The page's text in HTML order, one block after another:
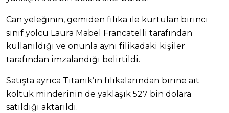
Can yeleğinin, gemiden filika ile kurtulan birinci
sınıf yolcu Laura Mabel Francatelli tarafından
kullanıldığı ve onunla aynı filikadaki kişiler
tarafından imzalandığı belirtildi.
Satışta ayrıca Titanik’in filikalarından birine ait
koltuk minderinin de yaklaşık 527 bin dolara
satıldığı aktarıldı.